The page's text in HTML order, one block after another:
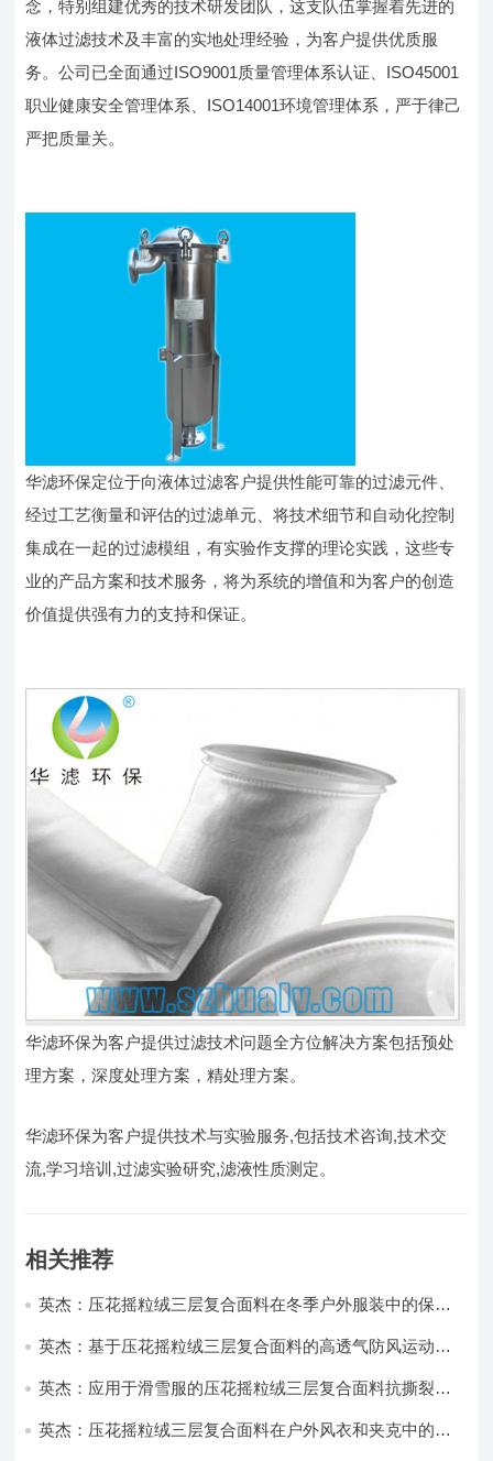
念，特别组建优秀的技术研发团队，这支队伍掌握着先进的
液体过滤技术及丰富的实地处理经验，为客户提供优质服
务。公司已全面通过ISO9001质量管理体系认证、ISO45001
职业健康安全管理体系、ISO14001环境管理体系，严于律己
严把质量关。
华滤环保定位于向液体过滤客户提供性能可靠的过滤元件、
经过工艺衡量和评估的过滤单元、将技术细节和自动化控制
集成在一起的过滤模组，有实验作支撑的理论实践，这些专
业的产品方案和技术服务，将为系统的增值和为客户的创造
价值提供强有力的支持和保证。
华滤环保为客户提供过滤技术问题全方位解决方案包括预处
理方案，深度处理方案，精处理方案。
华滤环保为客户提供技术与实验服务,包括技术咨询,技术交
流,学习培训,过滤实验研究,滤液性质测定。
相关推荐
英杰：压花摇粒绒三层复合面料在冬季户外服装中的保暖
英杰：基于压花摇粒绒三层复合面料的高透气防风运动服
英杰：应用于滑雪服的压花摇粒绒三层复合面料抗撕裂与
英杰：压花摇粒绒三层复合面料在户外风衣和夹克中的应